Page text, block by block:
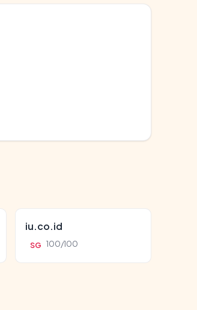
iu.co.id
SG 100/100